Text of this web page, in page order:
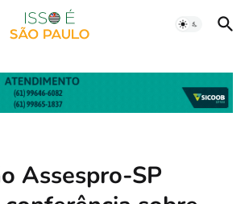
Assespro-SP